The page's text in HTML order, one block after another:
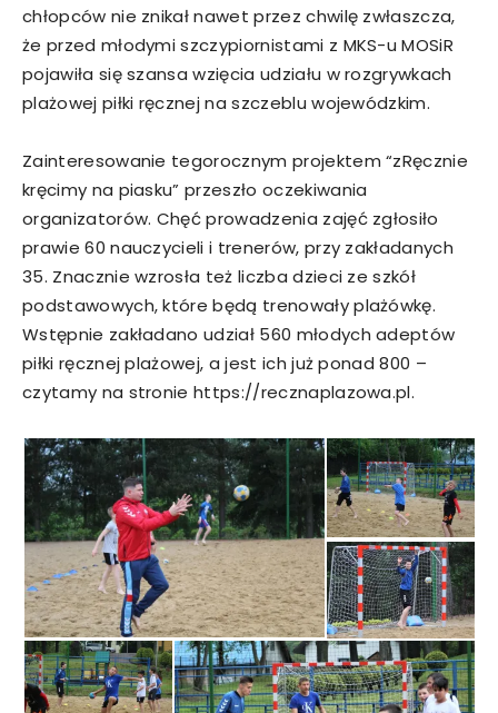
chłopców nie znikał nawet przez chwilę zwłaszcza,
że przed młodymi szczypiornistami z MKS-u MOSiR
pojawiła się szansa wzięcia udziału w rozgrywkach
plażowej piłki ręcznej na szczeblu wojewódzkim.
Zainteresowanie tegorocznym projektem “zRęcznie
kręcimy na piasku” przeszło oczekiwania
organizatorów. Chęć prowadzenia zajęć zgłosiło
prawie 60 nauczycieli i trenerów, przy zakładanych
35. Znacznie wzrosła też liczba dzieci ze szkół
podstawowych, które będą trenowały plażówkę.
Wstępnie zakładano udział 560 młodych adeptów
piłki ręcznej plażowej, a jest ich już ponad 800 –
czytamy na stronie https://recznaplazowa.pl.